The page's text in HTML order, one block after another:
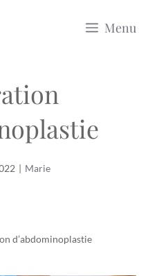
Menu
| Marie
d’abdominoplastie